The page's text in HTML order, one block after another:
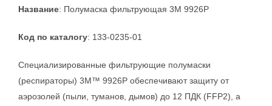
Название: Полумаска фильтрующая 3M 9926Р
Код по каталогу: 133-0235-01
Специализированные фильтрующие полумаски
(респираторы) 3М™ 9926Р обеспечивают защиту от
аэрозолей (пыли, туманов, дымов) до 12 ПДК (FFP2), а